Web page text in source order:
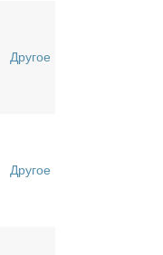
Другое
Другое